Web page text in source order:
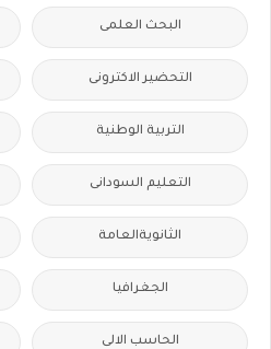
البحث العلمى
التحضير الاكترونى
التربية الوطنية
التعليم السودانى
الثانويةالعامة
الجغرافيا
الحاسب الالى